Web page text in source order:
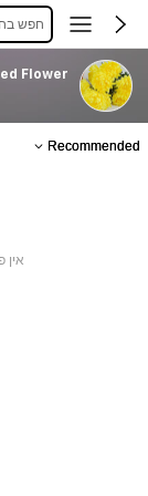
חפש
Flower
Recommended